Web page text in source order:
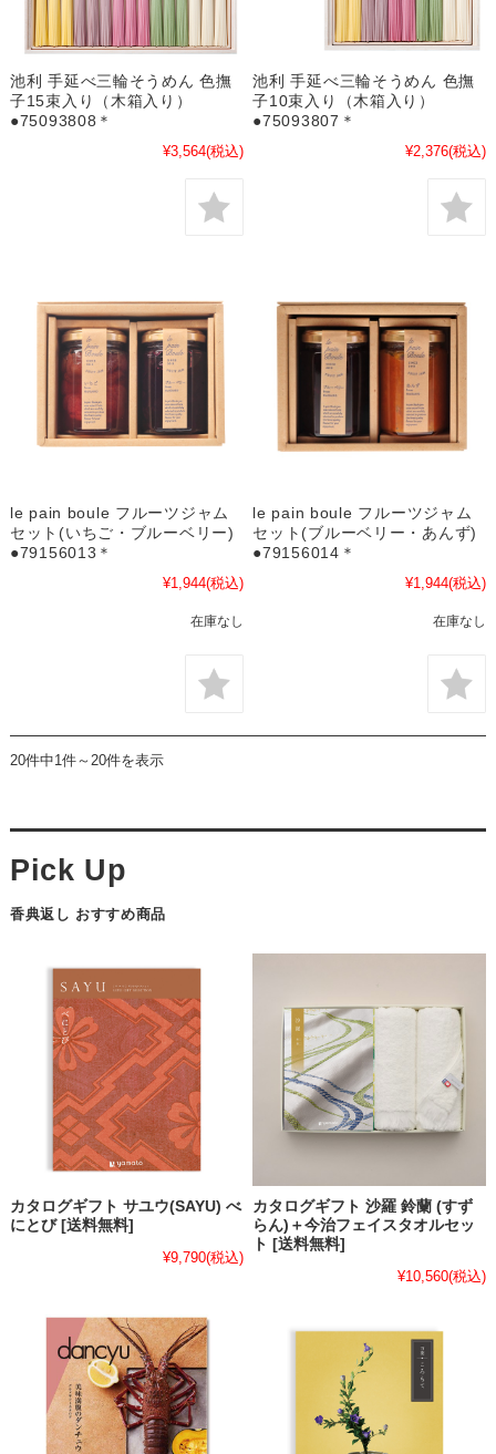
池利 手延べ三輪そうめん 色撫
子15束入り（木箱入り）
●75093808＊
¥3,564(税込)
池利 手延べ三輪そうめん 色撫
子10束入り（木箱入り）
●75093807＊
¥2,376(税込)
le pain boule フルーツジャム
セット(いちご・ブルーベリー)
●79156013＊
¥1,944(税込)
在庫なし
le pain boule フルーツジャム
セット(ブルーベリー・あんず)
●79156014＊
¥1,944(税込)
在庫なし
20件中1件～20件を表示
香典返し おすすめ商品
カタログギフト サユウ(SAYU) べ
にとび [送料無料]
¥9,790(税込)
カタログギフト 沙羅 鈴蘭 (すず
らん)＋今治フェイスタオルセッ
ト [送料無料]
¥10,560(税込)